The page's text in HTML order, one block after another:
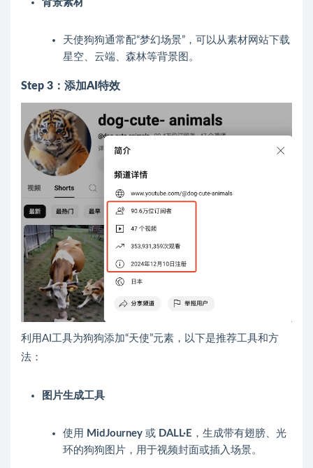
背景素材
天使狗狗通常配“梦幻场景”，可以从素材网站下载
星空、云端、森林等背景图。
Step 3：添加AI特效
利用AI工具为狗狗添加“天使”元素，以下是推荐工具和方
法：
图片生成工具
使用 MidJourney 或 DALL·E ，生成带有翅膀、光
环的狗狗图片，用于视频封面或插入场景。